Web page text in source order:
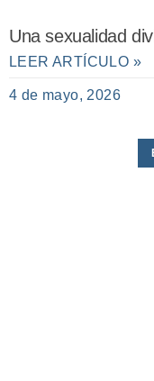
Una sexualidad
LEER ARTÍCULO »
4 de mayo, 2026